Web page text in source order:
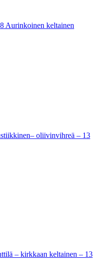
Aurinkoinen keltainen
oliivinvihreä – 13
– kirkkaan keltainen – 13